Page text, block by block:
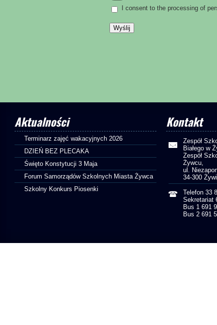
I consent to the processing of
Aktualności
Terminarz zajęć wakacyjnych 2026
DZIEŃ BEZ PLECAKA
Święto Konstytucji 3 Maja
Forum Samorządów Szkolnych Miasta Żywca
Szkolny Konkurs Piosenki
Kontakt
Zespół
Białego w
Zespół
Żywcu,
ul.
34-300
Telefon 33
Sekretariat
Bus 1 691
Bus 2 691